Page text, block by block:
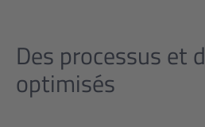
Des processus et
optimisés